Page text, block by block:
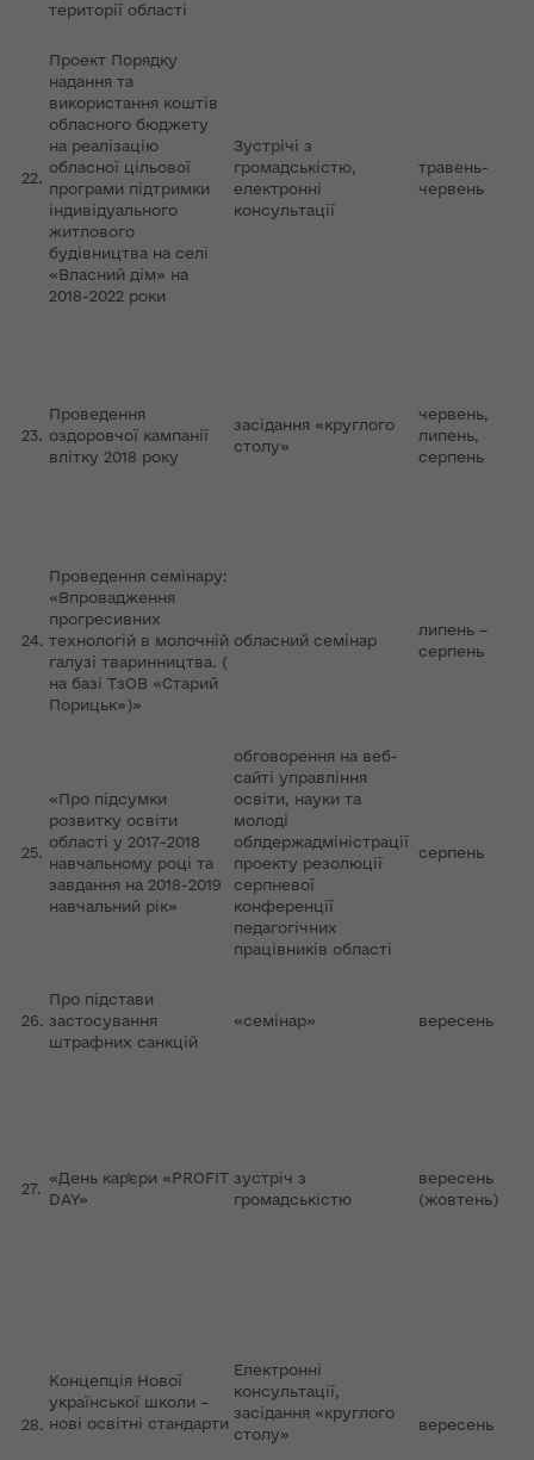
території області
22.
Проект Порядку
надання та
використання коштів
обласного бюджету
на реалізацію
обласної цільової
програми підтримки
індивідуального
житлового
будівництва на селі
«Власний дім» на
2018-2022 роки
Зустрічі з
громадськістю,
електронні
консультації
травень-
червень
23.
Проведення
оздоровчої кампанії
влітку 2018 року
засідання «круглого
столу»
червень,
липень,
серпень
24.
Проведення семінару:
«Впровадження
прогресивних
технологій в молочній
галузі тваринництва. (
на базі ТзОВ «Старий
Порицьк»)»
обласний семінар
липень –
серпень
25.
«Про підсумки
розвитку освіти
області у 2017-2018
навчальному році та
завдання на 2018-2019
навчальний рік»
обговорення на веб-
сайті управління
освіти, науки та
молоді
облдержадміністрації
проекту резолюції
серпневої
конференції
педагогічних
працівників області
серпень
26.
Про підстави
застосування
штрафних санкцій
«семінар» вересень
27.
«День кар'єри «PROFІT
DAY»
зустріч з
громадськістю
вересень
(жовтень)
28.
Концепція Нової
української школи –
нові освітні стандарти
Електронні
консультації,
засідання «круглого
столу»
вересень